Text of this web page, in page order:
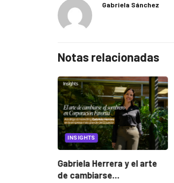
Gabriela Sánchez
Notas relacionadas
INSIGHTS
Gabriela Herrera y el arte
de cambiarse...